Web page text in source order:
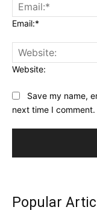
Email:*
Website:
Save my name,
next time I comment.
Popular